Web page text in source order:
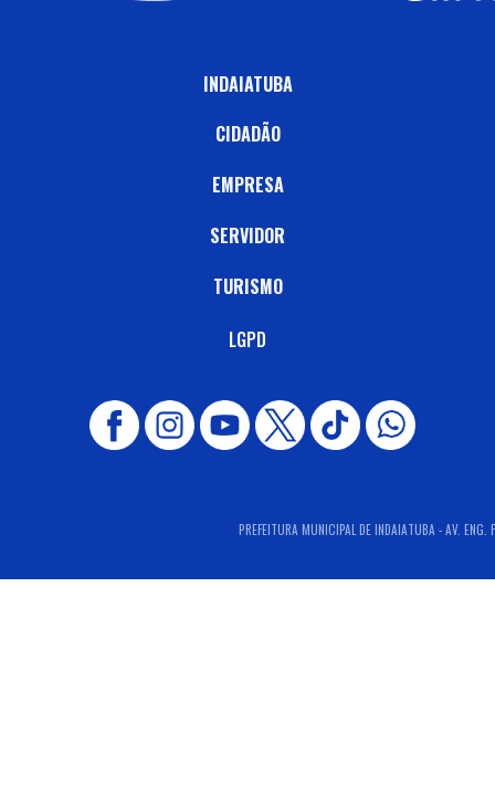
INDAIATUBA
CIDADÃO
EMPRESA
SERVIDOR
TURISMO
LGPD
PREFEITURA MUNICIPAL DE INDAIATUBA - AV.